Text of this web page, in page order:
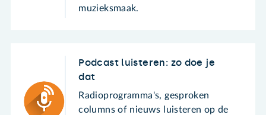
muzieksmaak.
Podcast luisteren: zo doe je
dat
Radioprogramma's, gesproken
columns of nieuws luisteren op de